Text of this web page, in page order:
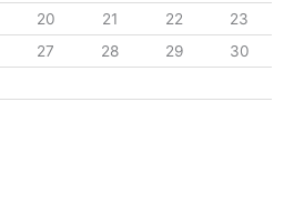
20 21 22
23
27 28 29
30